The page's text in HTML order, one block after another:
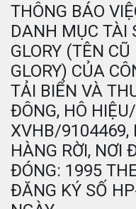
THÔNG BÁO
DANH MỤC TÀI
GLORY (TÊN
GLORY) CỦA
TẢI BIỂN VÀ
ĐÔNG, HÔ
XVHB/9104469,
HÀNG RỜI, NƠI
ĐÓNG: 1995
ĐĂNG KÝ SỐ